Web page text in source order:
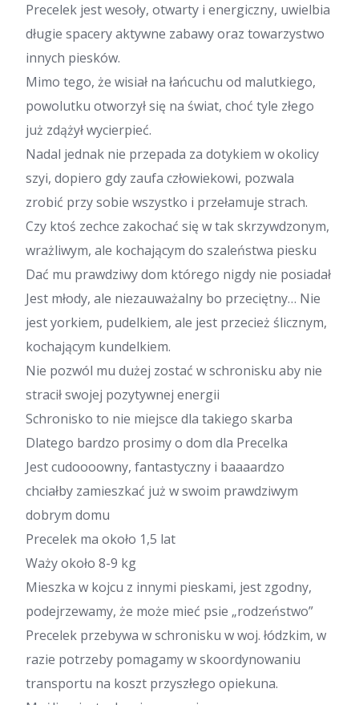
Precelek jest wesoły, otwarty i energiczny, uwielbia
długie spacery aktywne zabawy oraz towarzystwo
innych piesków.
Mimo tego, że wisiał na łańcuchu od malutkiego,
powolutku otworzył się na świat, choć tyle złego
już zdążył wycierpieć.
Nadal jednak nie przepada za dotykiem w okolicy
szyi, dopiero gdy zaufa człowiekowi, pozwala
zrobić przy sobie wszystko i przełamuje strach.
Czy ktoś zechce zakochać się w tak skrzywdzonym,
wrażliwym, ale kochającym do szaleństwa piesku
Dać mu prawdziwy dom którego nigdy nie posiadał
Jest młody, ale niezauważalny bo przeciętny… Nie
jest yorkiem, pudelkiem, ale jest przecież ślicznym,
kochającym kundelkiem.
Nie pozwól mu dużej zostać w schronisku aby nie
stracił swojej pozytywnej energii
Schronisko to nie miejsce dla takiego skarba
Dlatego bardzo prosimy o dom dla Precelka
Jest cudoooowny, fantastyczny i baaaardzo
chciałby zamieszkać już w swoim prawdziwym
dobrym domu
Precelek ma około 1,5 lat
Waży około 8-9 kg
Mieszka w kojcu z innymi pieskami, jest zgodny,
podejrzewamy, że może mieć psie „rodzeństwo”
Precelek przebywa w schronisku w woj. łódzkim, w
razie potrzeby pomagamy w skoordynowaniu
transportu na koszt przyszłego opiekuna.